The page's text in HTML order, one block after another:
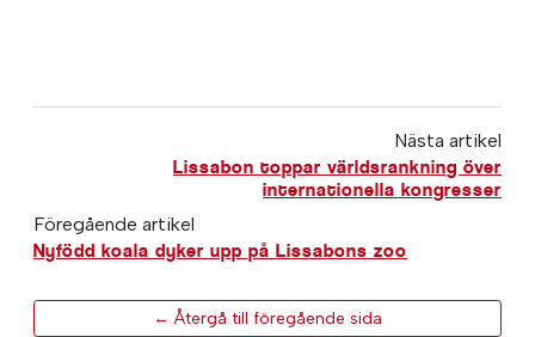
Nästa artikel
Lissabon toppar världsrankning över
internationella kongresser
Föregående artikel
Nyfödd koala dyker upp på Lissabons zoo
← Återgå till föregående sida